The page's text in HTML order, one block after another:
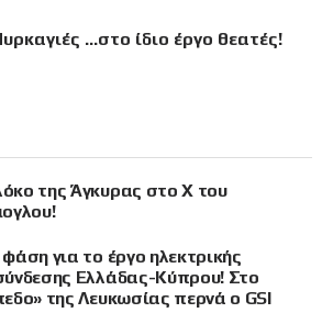
…στο ίδιο έργο θεατές!
της Άγκυρας στο X του
για το έργο ηλεκτρικής
Ελλάδας-Κύπρου! Στο
της Λευκωσίας περνά ο GSI